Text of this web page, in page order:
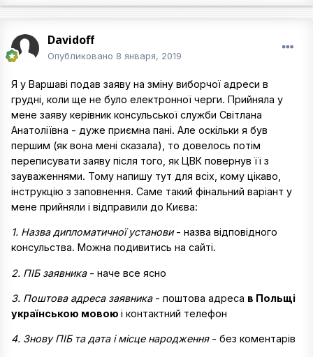
Davidoff
Опубликовано 8 января, 2019
Я у Варшаві подав заяву на зміну виборчої адреси в
грудні, коли ще не було електронної черги. Прийняла у
мене заяву керівник консульської служби Світлана
Анатоліївна - дуже приємна пані. Але оскільки я був
першим (як вона мені сказала), то довелось потім
переписувати заяву після того, як ЦВК повернув її з
зауваженнями. Тому напишу тут для всіх, кому цікаво,
інструкцію з заповнення. Саме такий фінальний варіант у
мене прийняли і відправили до Києва:
1. Назва дипломатичної установи- назва відповідного
консульства. Можна подивитись на сайті.
2. ПІБ заявника - наче все ясно
3. Поштова адреса заявника- поштова адреса в Польщі
українською мовою і контактний телефон
4. Знову ПІБ та дата і місце народження- без коментарів